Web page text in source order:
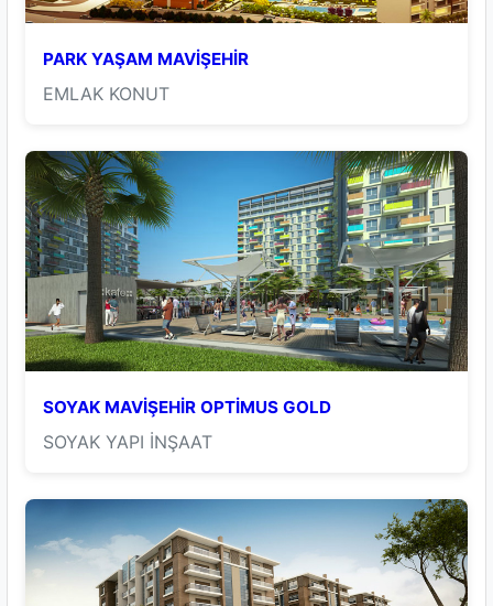
PARK YAŞAM MAVİŞEHİR
EMLAK KONUT
SOYAK MAVİŞEHİR OPTİMUS GOLD
SOYAK YAPI İNŞAAT